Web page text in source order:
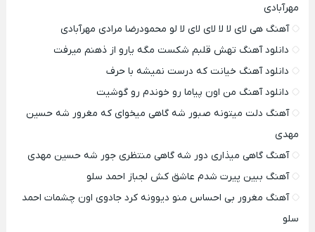
مهرآبادی
آهنگ هی لای لا لا لای لای لا لو محمودرضا مرادی مهرآبادی
دانلود آهنگ تهش قلبم شکست مگه یارو از ذهنم میرفت
دانلود آهنگ خیانت که درست نمیشه با حرف
دانلود آهنگ من اون پیاما رو خوندم رو گوشیت
آهنگ دلت میتونه صبور شه گاهی میخوای که مغرور شه حسین
مهدی
آهنگ گاهی میذاری دور شه گاهی منتظری جور شه حسین مهدی
آهنگ ببین پیرت شدم عاشق کش لجباز احمد سلو
آهنگ مغرور بی احساس منو دیوونه کرد جادوی اون چشمات احمد
سلو